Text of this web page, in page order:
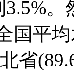
3.5%
国平
省